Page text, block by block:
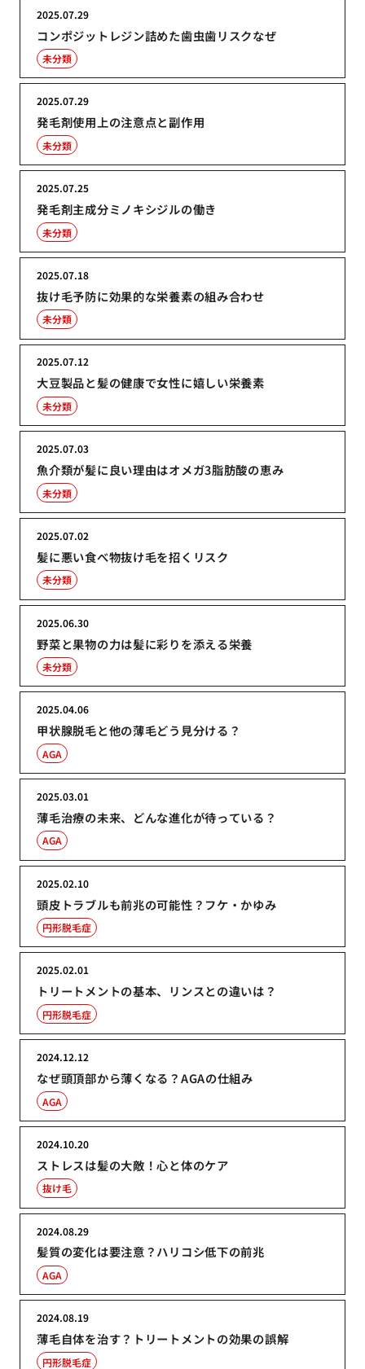
コンポジットレジン詰めた歯虫歯リスクなぜ
2025.07.29
未分類
発毛剤使用上の注意点と副作用
2025.07.29
未分類
発毛剤主成分ミノキシジルの働き
2025.07.25
未分類
抜け毛予防に効果的な栄養素の組み合わせ
2025.07.18
未分類
大豆製品と髪の健康で女性に嬉しい栄養素
2025.07.12
未分類
魚介類が髪に良い理由はオメガ3脂肪酸の恵み
2025.07.03
未分類
髪に悪い食べ物抜け毛を招くリスク
2025.07.02
未分類
野菜と果物の力は髪に彩りを添える栄養
2025.06.30
未分類
甲状腺脱毛と他の薄毛どう見分ける？
2025.04.06
AGA
薄毛治療の未来、どんな進化が待っている？
2025.03.01
AGA
頭皮トラブルも前兆の可能性？フケ・かゆみ
2025.02.10
円形脱毛症
トリートメントの基本、リンスとの違いは？
2025.02.01
円形脱毛症
なぜ頭頂部から薄くなる？AGAの仕組み
2024.12.12
AGA
ストレスは髪の大敵！心と体のケア
2024.10.20
抜け毛
髪質の変化は要注意？ハリコシ低下の前兆
2024.08.29
AGA
薄毛自体を治す？トリートメントの効果の誤解
2024.08.19
円形脱毛症